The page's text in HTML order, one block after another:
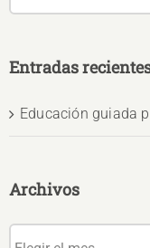
Entradas
Educación guiada
Archivos